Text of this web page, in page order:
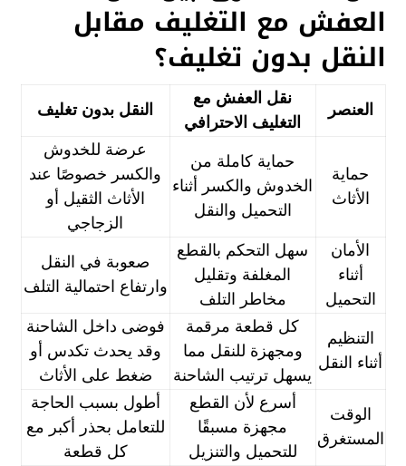
العفش مع التغليف مقابل
النقل بدون تغليف؟
العنصر
نقل العفش مع
التغليف الاحترافي
النقل بدون تغليف
حماية
الأثاث
حماية كاملة من
الخدوش والكسر أثناء
التحميل والنقل
عرضة للخدوش
والكسر خصوصًا عند
الأثاث الثقيل أو
الزجاجي
الأمان
أثناء
التحميل
سهل التحكم بالقطع
المغلفة وتقليل
مخاطر التلف
صعوبة في النقل
وارتفاع احتمالية التلف
التنظيم
أثناء النقل
كل قطعة مرقمة
ومجهزة للنقل مما
يسهل ترتيب الشاحنة
فوضى داخل الشاحنة
وقد يحدث تكدس أو
ضغط على الأثاث
الوقت
المستغرق
أسرع لأن القطع
مجهزة مسبقًا
للتحميل والتنزيل
أطول بسبب الحاجة
للتعامل بحذر أكبر مع
كل قطعة